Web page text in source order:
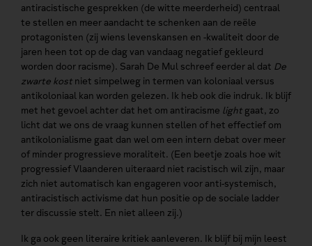
antiracistische gesprekken (de witte meerderheid) centraal
te stellen en meer aandacht te schenken aan de reële
protagonisten (zij wiens levenskansen en -kwaliteit door de
jaren heen tot op de dag van vandaag negatief gekleurd
worden door racisme). Sarah De Mul schreef eerder al dat De
zwarte kost niet simpelweg in termen van koloniaal versus
antikoloniaal kan worden gelezen. Ik heb ook die indruk. Ik blijf
met het gevoel achter dat het om antiracisme light gaat, zo
licht dat we ons de vraag kunnen stellen of het effectief om
antikolonialisme gaat dan wel om een intern debat over meer
of minder progressieve moraliteit. (Een beetje zoals hoe wit
progressief Vlaanderen uiteraard niet racistisch wil zijn, maar
zich niet automatisch kan engageren voor anti-systemisch,
antiracistisch activisme dat hun positie op de sociale ladder
ter discussie stelt. En niet alleen zij.)
Ik ga ook geen literaire kritiek aanleveren. Ik blijf bij mijn leest